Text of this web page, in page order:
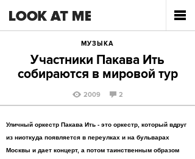
МУЗЫКА
Участники Пакава Ить
собираются в мировой тур
2009 2
Уличный оркестр Пакава Ить - это оркестр, который вдруг
из ниоткуда появляется в переулках и на бульварах
Москвы и дает концерт, а потом таинственным образом